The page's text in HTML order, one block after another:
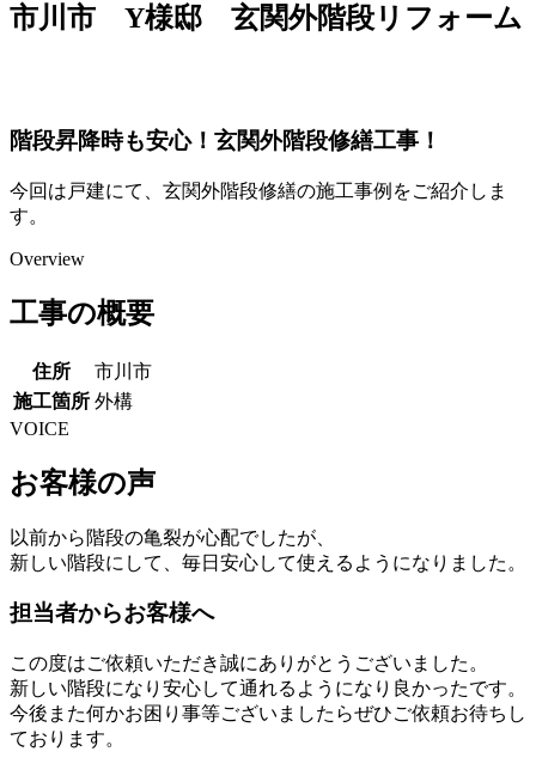
市川市 Y様邸 玄関外階段リフォーム
階段昇降時も安心！玄関外階段修繕工事！
今回は戸建にて、玄関外階段修繕の施工事例をご紹介しま
す。
Overview
工事の概要
住所
市川市
施工箇所 外構
VOICE
お客様の声
以前から階段の亀裂が心配でしたが、
新しい階段にして、毎日安心して使えるようになりました。
担当者からお客様へ
この度はご依頼いただき誠にありがとうございました。
新しい階段になり安心して通れるようになり良かったです。
今後また何かお困り事等ございましたらぜひご依頼お待ちし
ております。